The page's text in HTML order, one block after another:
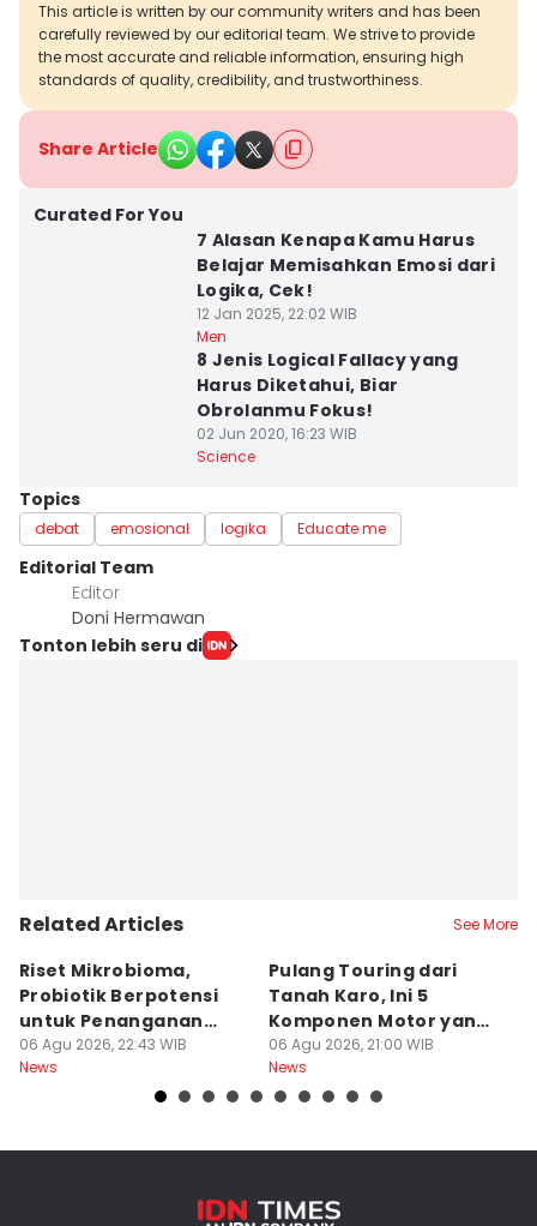
This article is written by our community writers and has been
carefully reviewed by our editorial team. We strive to provide
the most accurate and reliable information, ensuring high
standards of quality, credibility, and trustworthiness.
Share Article
Curated For You
7 Alasan Kenapa Kamu Harus
Belajar Memisahkan Emosi dari
Logika, Cek!
12 Jan 2025, 22:02 WIB
Men
8 Jenis Logical Fallacy yang
Harus Diketahui, Biar
Obrolanmu Fokus!
02 Jun 2020, 16:23 WIB
Science
Topics
debat emosional logika Educate me
Editorial Team
Editor
Doni Hermawan
Tonton lebih seru di
Related Articles See More
Riset Mikrobioma,
Probiotik Berpotensi
untuk Penanganan
Jerawat
06 Agu 2026, 22:43 WIB
News
Pulang Touring dari
Tanah Karo, Ini 5
Komponen Motor yang
Wajib Dicek
06 Agu 2026, 21:00 WIB
News